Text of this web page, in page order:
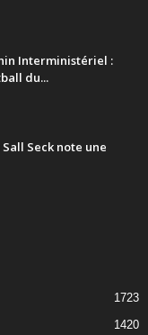
Interministériel :
du...
Seck note une
1723
1420